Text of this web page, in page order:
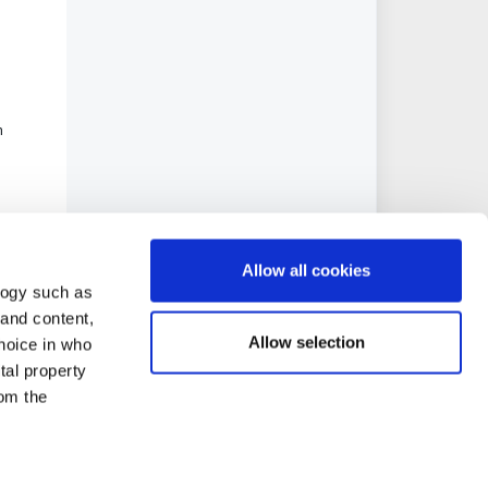
such as
content,
in who
property
the
Allow all cookies
Allow selection